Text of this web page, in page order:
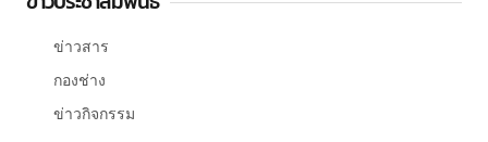
ข่าวสาร
กองช่าง
ข่าวกิจกรรม